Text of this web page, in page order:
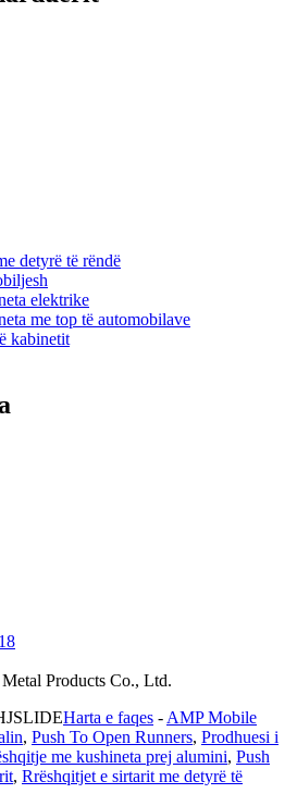
detyrë të rëndë
elektrike
me top të automobilave
kabinetit
Products Co., Ltd.
Harta e faqes - AMP Mobile
, Push To Open Runners, Prodhuesi i
me kushineta prej alumini, Push
, Rrëshqitjet e sirtarit me detyrë të